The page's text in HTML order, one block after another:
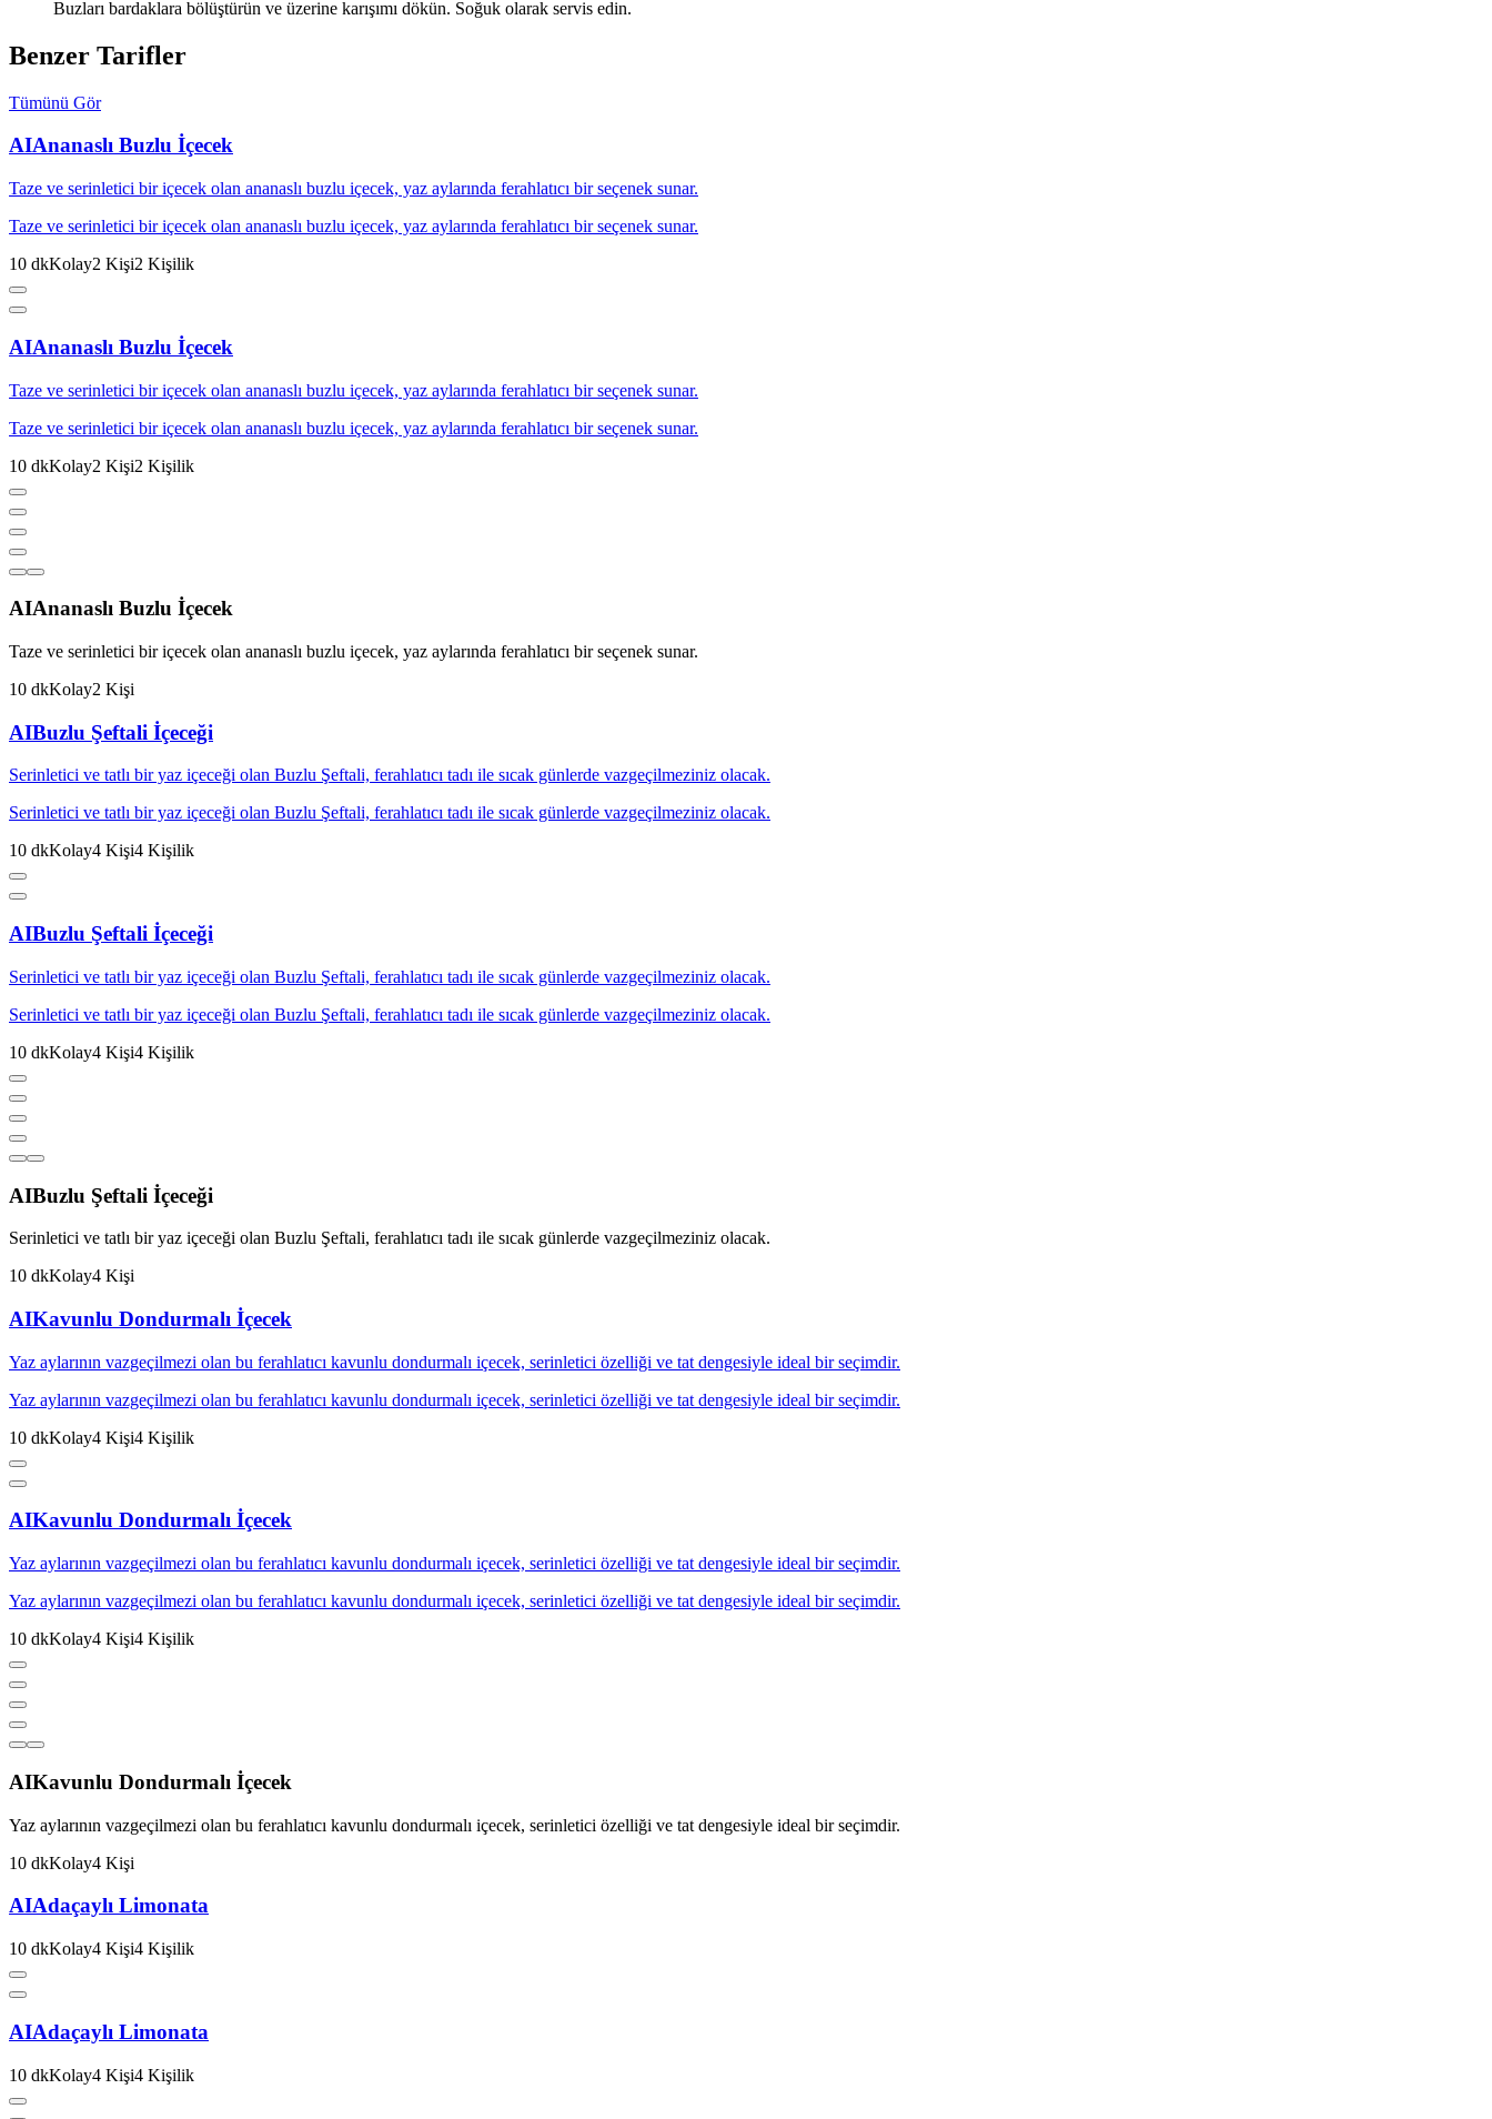
Buzları bardaklara bölüştürün ve üzerine karışımı dökün. Soğuk olarak servis edin.
Benzer Tarifler
Tümünü Gör
AIAnanaslı Buzlu İçecek
Taze ve serinletici bir içecek olan ananaslı buzlu içecek, yaz aylarında ferahlatıcı bir seçenek sunar.
Taze ve serinletici bir içecek olan ananaslı buzlu içecek, yaz aylarında ferahlatıcı bir seçenek sunar.
10 dkKolay2 Kişi2 Kişilik
AIAnanaslı Buzlu İçecek
Taze ve serinletici bir içecek olan ananaslı buzlu içecek, yaz aylarında ferahlatıcı bir seçenek sunar.
Taze ve serinletici bir içecek olan ananaslı buzlu içecek, yaz aylarında ferahlatıcı bir seçenek sunar.
10 dkKolay2 Kişi2 Kişilik
AIAnanaslı Buzlu İçecek
Taze ve serinletici bir içecek olan ananaslı buzlu içecek, yaz aylarında ferahlatıcı bir seçenek sunar.
10 dkKolay2 Kişi
AIBuzlu Şeftali İçeceği
Serinletici ve tatlı bir yaz içeceği olan Buzlu Şeftali, ferahlatıcı tadı ile sıcak günlerde vazgeçilmeziniz olacak.
Serinletici ve tatlı bir yaz içeceği olan Buzlu Şeftali, ferahlatıcı tadı ile sıcak günlerde vazgeçilmeziniz olacak.
10 dkKolay4 Kişi4 Kişilik
AIBuzlu Şeftali İçeceği
Serinletici ve tatlı bir yaz içeceği olan Buzlu Şeftali, ferahlatıcı tadı ile sıcak günlerde vazgeçilmeziniz olacak.
Serinletici ve tatlı bir yaz içeceği olan Buzlu Şeftali, ferahlatıcı tadı ile sıcak günlerde vazgeçilmeziniz olacak.
10 dkKolay4 Kişi4 Kişilik
AIBuzlu Şeftali İçeceği
Serinletici ve tatlı bir yaz içeceği olan Buzlu Şeftali, ferahlatıcı tadı ile sıcak günlerde vazgeçilmeziniz olacak.
10 dkKolay4 Kişi
AIKavunlu Dondurmalı İçecek
Yaz aylarının vazgeçilmezi olan bu ferahlatıcı kavunlu dondurmalı içecek, serinletici özelliği ve tat dengesiyle ideal bir seçimdir.
Yaz aylarının vazgeçilmezi olan bu ferahlatıcı kavunlu dondurmalı içecek, serinletici özelliği ve tat dengesiyle ideal bir seçimdir.
10 dkKolay4 Kişi4 Kişilik
AIKavunlu Dondurmalı İçecek
Yaz aylarının vazgeçilmezi olan bu ferahlatıcı kavunlu dondurmalı içecek, serinletici özelliği ve tat dengesiyle ideal bir seçimdir.
Yaz aylarının vazgeçilmezi olan bu ferahlatıcı kavunlu dondurmalı içecek, serinletici özelliği ve tat dengesiyle ideal bir seçimdir.
10 dkKolay4 Kişi4 Kişilik
AIKavunlu Dondurmalı İçecek
Yaz aylarının vazgeçilmezi olan bu ferahlatıcı kavunlu dondurmalı içecek, serinletici özelliği ve tat dengesiyle ideal bir seçimdir.
10 dkKolay4 Kişi
AIAdaçaylı Limonata
10 dkKolay4 Kişi4 Kişilik
AIAdaçaylı Limonata
10 dkKolay4 Kişi4 Kişilik